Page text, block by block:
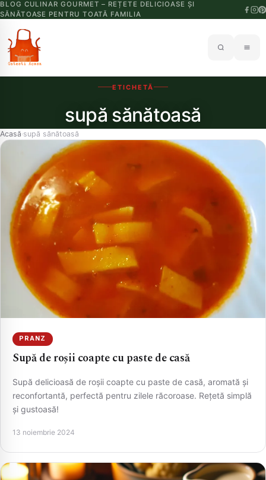
BLOG CULINAR GOURMET – REȚETE DELICIOASE ȘI
SĂNĂTOASE PENTRU TOATĂ FAMILIA
ETICHETĂ
supă sănătoasă
Acasă›supă sănătoasă
PRANZ
Supă de roșii coapte cu paste de casă
Supă delicioasă de roșii coapte cu paste de casă, aromată și
reconfortantă, perfectă pentru zilele răcoroase. Rețetă simplă
și gustoasă!
13 noiembrie 2024